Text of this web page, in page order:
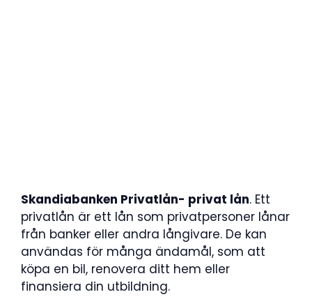
Skandiabanken Privatlån- privat lån. Ett
privatlån är ett lån som privatpersoner lånar
från banker eller andra långivare. De kan
användas för många ändamål, som att
köpa en bil, renovera ditt hem eller
finansiera din utbildning.